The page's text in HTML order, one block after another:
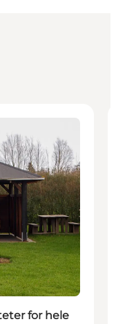
for hele